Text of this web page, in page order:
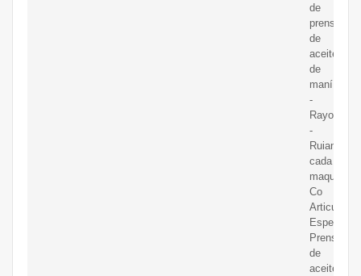
de
prensa
de
aceite
de
maní
-
Rayone
-
Ruian
cada
maquinaria
Co
Articulo
Prensa
de
aceite